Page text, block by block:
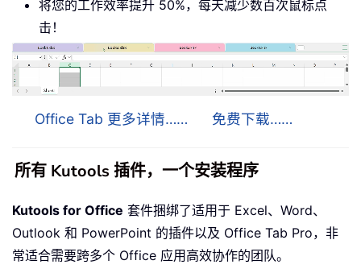
将您的工作效率提升 50%，每天减少数百次鼠标点
击！
Office Tab 更多详情…… 免费下载……
所有 Kutools 插件，一个安装程序
Kutools for Office 套件捆绑了适用于 Excel、Word、
Outlook 和 PowerPoint 的插件以及 Office Tab Pro，非
常适合需要跨多个 Office 应用高效协作的团队。